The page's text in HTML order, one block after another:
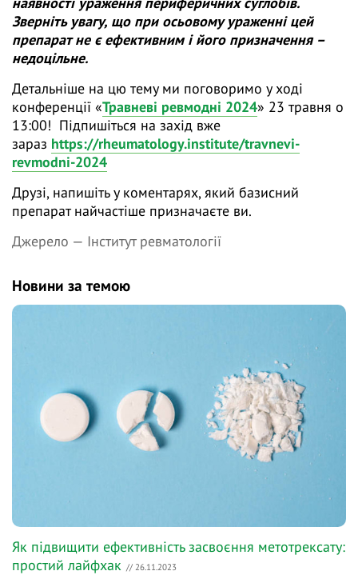
Зверніть увагу, що при осьовому ураженні цей
препарат не є ефективним і його призначення –
недоцільне.
Детальніше на цю тему ми поговоримо у ході
конференції «Травневі ревмодні 2024» 23 травня о
13:00! Підпишіться на захід вже
зараз https://rheumatology.institute/travnevi-
revmodni-2024
Друзі, напишіть у коментарях, який базисний
препарат найчастіше призначаєте ви.
Джерело — Інститут ревматології
Новини за темою
Як підвищити ефективність засвоєння метотрексату:
простий лайфхак // 26.11.2023